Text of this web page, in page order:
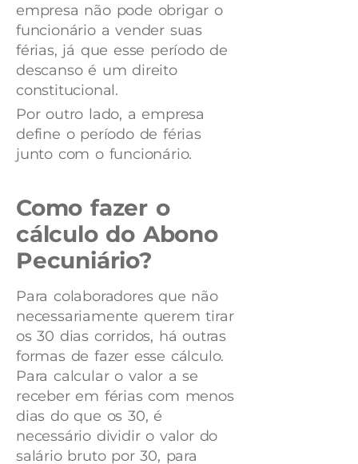
empresa não pode obrigar o
funcionário a vender suas
férias, já que esse período de
descanso é um direito
constitucional.
Por outro lado, a empresa
define o período de férias
junto com o funcionário.
Como fazer o
cálculo do Abono
Pecuniário?
Para colaboradores que não
necessariamente querem tirar
os 30 dias corridos, há outras
formas de fazer esse cálculo.
Para calcular o valor a se
receber em férias com menos
dias do que os 30, é
necessário dividir o valor do
salário bruto por 30, para